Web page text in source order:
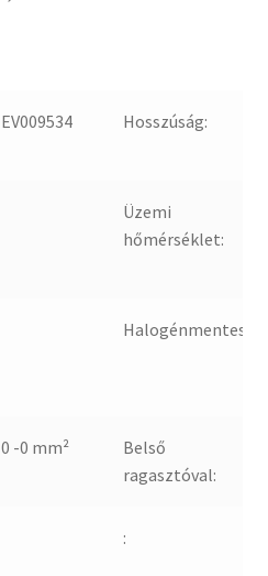
EV009534 Hosszúság:
Üzemi
hőmérséklet:
Halogénmentes:
0 -0 mm²
Belső
ragasztóval:
: